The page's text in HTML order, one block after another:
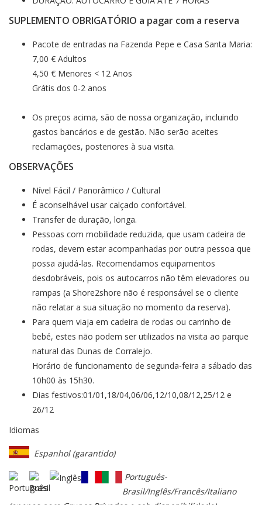
SUPLEMENTO OBRIGATÓRIO a pagar com a reserva
Pacote de entradas na Fazenda Pepe e Casa Santa Maria:
7,00 € Adultos
4,50 € Menores < 12 Anos
Grátis dos 0-2 anos
Os preços acima, são de nossa organização, incluindo
gastos bancários e de gestão. Não serão aceites
reclamações, posteriores à sua visita.
OBSERVAÇÕES
Nível Fácil / Panorâmico / Cultural
É aconselhável usar calçado confortável.
Transfer de duração, longa.
Pessoas com mobilidade reduzida, que usam cadeira de
rodas, devem estar acompanhadas por outra pessoa que
possa ajudá-las. Recomendamos equipamentos
desdobráveis, pois os autocarros não têm elevadores ou
rampas (a Shore2shore não é responsável se o cliente
não relatar a sua situação no momento da reserva).
Para quem viaja em cadeira de rodas ou carrinho de
bebé, estes não podem ser utilizados na visita ao parque
natural das Dunas de Corralejo.
Horário de funcionamento de segunda-feira a sábado das
10h00 às 15h30.
Dias festivos:01/01,18/04,06/06,12/10,08/12,25/12 e
26/12
Idiomas
Espanhol (garantido)
Português-
Brasil/Inglês/Francês/Italiano